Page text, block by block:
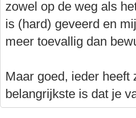
zowel op de weg als
is (hard) geveerd en
meer toevallig dan
Maar goed, ieder heeft
belangrijkste is dat je